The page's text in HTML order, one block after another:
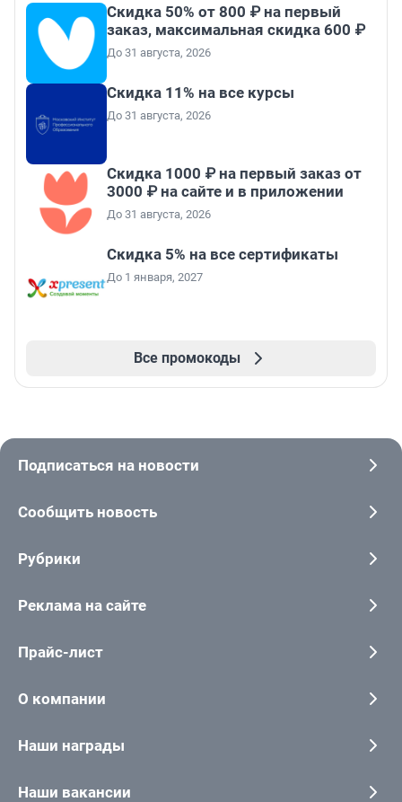
Скидка 50% от 800 ₽ на первый
заказ, максимальная скидка 600 ₽
До 31 августа, 2026
Скидка 11% на все курсы
До 31 августа, 2026
Скидка 1000 ₽ на первый заказ от
3000 ₽ на сайте и в приложении
До 31 августа, 2026
Скидка 5% на все сертификаты
До 1 января, 2027
Все промокоды
Подписаться на новости
Сообщить новость
Рубрики
Реклама на сайте
Прайс-лист
О компании
Наши награды
Наши вакансии